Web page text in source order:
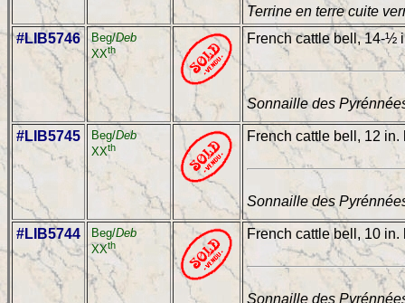
Terrine en terre cuite
#LIB5746
Beg/Deb
XXth
French cattle bell, 14-½
Sonnaille des
#LIB5745 Beg/Deb
XXth
French cattle bell, 12 in.
Sonnaille des
#LIB5744 Beg/Deb
XXth
French cattle bell, 10 in.
Sonnaille des